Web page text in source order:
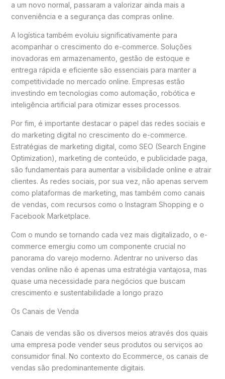
a um novo normal, passaram a valorizar ainda mais a
conveniência e a segurança das compras online.
A logística também evoluiu significativamente para
acompanhar o crescimento do e-commerce. Soluções
inovadoras em armazenamento, gestão de estoque e
entrega rápida e eficiente são essenciais para manter a
competitividade no mercado online. Empresas estão
investindo em tecnologias como automação, robótica e
inteligência artificial para otimizar esses processos.
Por fim, é importante destacar o papel das redes sociais e
do marketing digital no crescimento do e-commerce.
Estratégias de marketing digital, como SEO (Search Engine
Optimization), marketing de conteúdo, e publicidade paga,
são fundamentais para aumentar a visibilidade online e atrair
clientes. As redes sociais, por sua vez, não apenas servem
como plataformas de marketing, mas também como canais
de vendas, com recursos como o Instagram Shopping e o
Facebook Marketplace.
Com o mundo se tornando cada vez mais digitalizado, o e-
commerce emergiu como um componente crucial no
panorama do varejo moderno. Adentrar no universo das
vendas online não é apenas uma estratégia vantajosa, mas
quase uma necessidade para negócios que buscam
crescimento e sustentabilidade a longo prazo
Os Canais de Venda
Canais de vendas são os diversos meios através dos quais
uma empresa pode vender seus produtos ou serviços ao
consumidor final. No contexto do Ecommerce, os canais de
vendas são predominantemente digitais.